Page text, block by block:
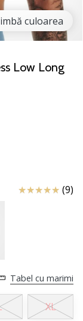
culoarea
Low Long
Review (9)
Tabel cu marimi
XL